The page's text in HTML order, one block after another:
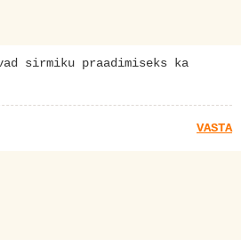
sirmiku praadimiseks ka
VASTA